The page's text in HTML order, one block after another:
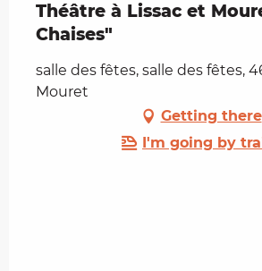
Théâtre à Lissac et
Chaises"
salle des fêtes, salle des fêtes,
Mouret
Getting there
I'm going by